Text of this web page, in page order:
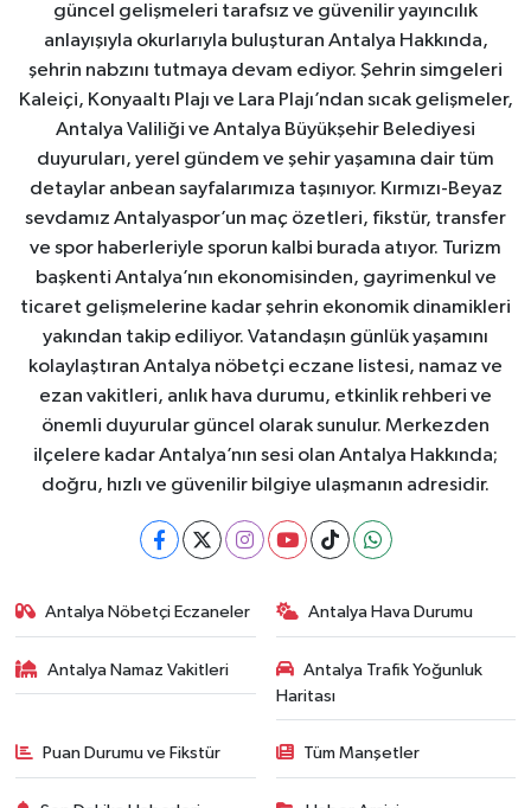
güncel gelişmeleri tarafsız ve güvenilir yayıncılık
anlayışıyla okurlarıyla buluşturan Antalya Hakkında,
şehrin nabzını tutmaya devam ediyor. Şehrin simgeleri
Kaleiçi, Konyaaltı Plajı ve Lara Plajı’ndan sıcak gelişmeler,
Antalya Valiliği ve Antalya Büyükşehir Belediyesi
duyuruları, yerel gündem ve şehir yaşamına dair tüm
detaylar anbean sayfalarımıza taşınıyor. Kırmızı-Beyaz
sevdamız Antalyaspor’un maç özetleri, fikstür, transfer
ve spor haberleriyle sporun kalbi burada atıyor. Turizm
başkenti Antalya’nın ekonomisinden, gayrimenkul ve
ticaret gelişmelerine kadar şehrin ekonomik dinamikleri
yakından takip ediliyor. Vatandaşın günlük yaşamını
kolaylaştıran Antalya nöbetçi eczane listesi, namaz ve
ezan vakitleri, anlık hava durumu, etkinlik rehberi ve
önemli duyurular güncel olarak sunulur. Merkezden
ilçelere kadar Antalya’nın sesi olan Antalya Hakkında;
doğru, hızlı ve güvenilir bilgiye ulaşmanın adresidir.
Antalya Nöbetçi Eczaneler Antalya Hava Durumu
Antalya Namaz Vakitleri
Antalya Trafik Yoğunluk
Haritası
Puan Durumu ve Fikstür Tüm Manşetler